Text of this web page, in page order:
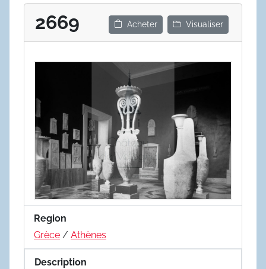
2669 Acheter Visualiser
Region
Grèce / Athènes
Description